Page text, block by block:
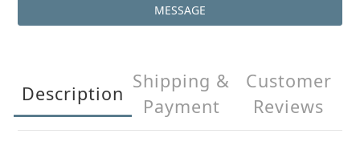
MESSAGE
Description
Shipping &
Payment
Customer
Reviews